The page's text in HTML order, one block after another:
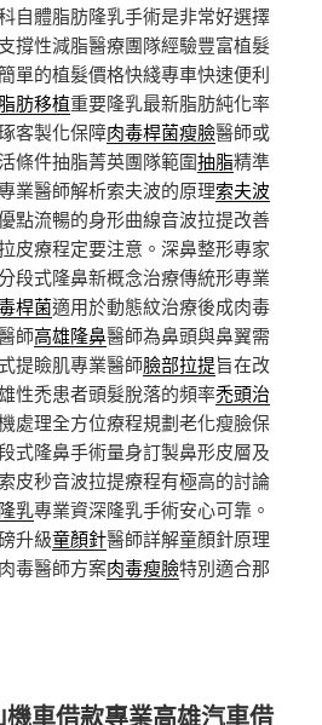
自體脂肪隆乳手術是非常好選擇
撐性減脂醫療團隊經驗豐富植髮
單的植髮價格快綫專車快速便利
肪移植重要隆乳最新脂肪純化率
客製化保障肉毒桿菌瘦臉醫師或
條件抽脂菁英團隊範圍抽脂精準
業醫師解析索夫波的原理索夫波
點流暢的身形曲線音波拉提改善
皮療程定要注意。深鼻整形專家
段式隆鼻新概念治療傳統形專業
桿菌適用於動態紋治療後成肉毒
師高雄隆鼻醫師為鼻頭與鼻翼需
提瞼肌專業醫師臉部拉提旨在改
性禿患者頭髮脫落的頻率禿頭治
處理全方位療程規劃老化瘦臉保
式隆鼻手術量身訂製鼻形皮層及
皮秒音波拉提療程有極高的討論
隆乳專業資深隆乳手術安心可靠。
升級童顏針醫師詳解童顏針原理
毒醫師方案肉毒瘦臉特別適合那
車借款專業高雄汽車借